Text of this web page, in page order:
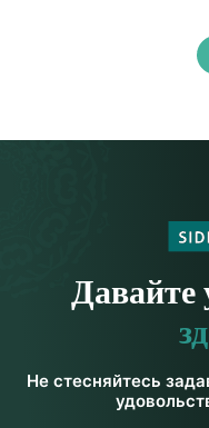
Не стесняйтесь